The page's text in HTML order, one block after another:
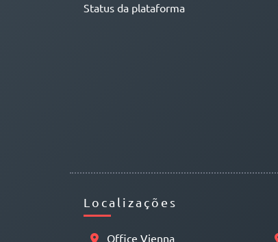
Status da plataforma
Localizações
Office Vienna